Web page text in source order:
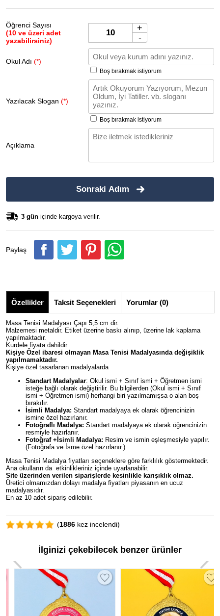
Öğrenci Sayısı
(10 ve üzeri adet
yazabilirsiniz)
+
-
Okul Adı (*)
Boş bırakmak istiyorum
Yazılacak Slogan (*)
Boş bırakmak istiyorum
Açıklama
Sonraki Adım
3 gün içinde kargoya verilir.
Paylaş
Özellikler Taksit Seçenekleri Yorumlar (0)
Masa Tenisi Madalyası Çapı 5,5 cm dir.
Malzemesi metaldir. Etiket üzerine baskı alınıp, üzerine lak kaplama
yapılmaktadır.
Kurdele fiyata dahildir.
Kişiye Özel ibaresi olmayan Masa Tenisi Madalyasında değişiklik
yapılmamaktadır.
Kişiye özel tasarlanan madalyalarda
Standart Madalyalar: Okul ismi + Sınıf ismi + Öğretmen ismi
isteğe bağlı olarak değiştirilir. Bu bilgilerden (Okul ismi + Sınıf
ismi + Öğretmen ismi) herhangi biri yazılmamışsa o alan boş
bırakılır.
İsimli Madalya: Standart madalyaya ek olarak öğrencinizin
ismine özel hazırlanır.
Fotoğraflı Madalya: Standart madalyaya ek olarak öğrencinizin
resmiyle hazırlanır.
Fotoğraf +İsimli Madalya: Resim ve ismin eşleşmesiyle yapılır.
(Fotoğrafa ve İsme özel hazırlanır.)
Masa Tenisi Madalya fiyatları seçeneklere göre farklılık göstermektedir.
Ana okulların da etkinlikleriniz içinde uyarlanabilir.
Site üzerinden verilen siparişlerde kesinlikle karışıklık olmaz.
Üretici olmamızdan dolayı madalya fiyatları piyasanın en ucuz
madalyasıdır.
En az 10 adet sipariş edilebilir.
(1886 kez incelendi)
İlginizi çekebilecek benzer ürünler